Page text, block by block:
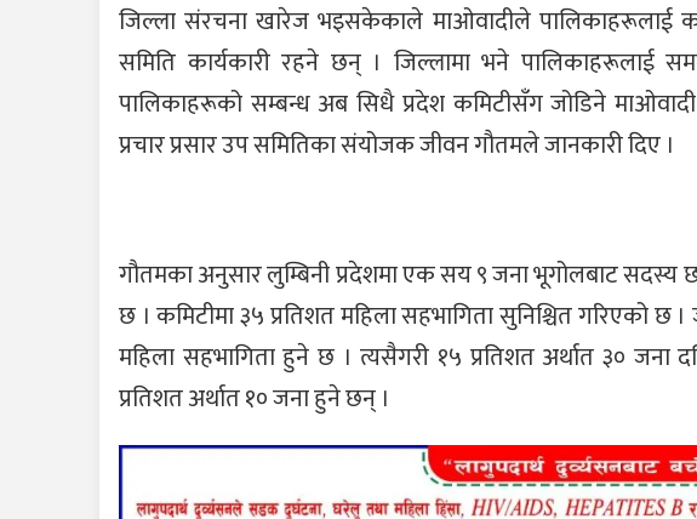
जिल्ला संरचना खारेज भइसकेकाले माओवादीले पालिकाहरूलाई
समिति कार्यकारी रहने छन् । जिल्लामा भने पालिकाहरूलाई
पालिकाहरूको सम्बन्ध अब सिधै प्रदेश कमिटीसँग जोडिने
प्रचार प्रसार उप समितिका संयोजक जीवन गौतमले जानकारी दिए ।
गौतमका अनुसार लुम्बिनी प्रदेशमा एक सय ९ जना भूगोलबाट सदस्य
छ । कमिटीमा ३५ प्रतिशत महिला सहभागिता सुनिश्चित गरिएको छ
महिला सहभागिता हुने छ । त्यसैगरी १५ प्रतिशत अर्थात ३०
प्रतिशत अर्थात १० जना हुने छन् ।